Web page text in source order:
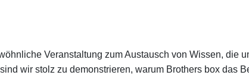
Veranstaltung zum Austausch von Wissen, die
wir stolz zu demonstrieren, warum Brothers box das